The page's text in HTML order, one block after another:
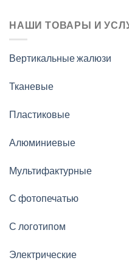
НАШИ ТОВАРЫ И
Вертикальные жалюзи
Тканевые
Пластиковые
Алюминиевые
Мультифактурные
С фотопечатью
С логотипом
Электрические